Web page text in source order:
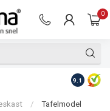
0
Op
9.1
/
Tafelmodel